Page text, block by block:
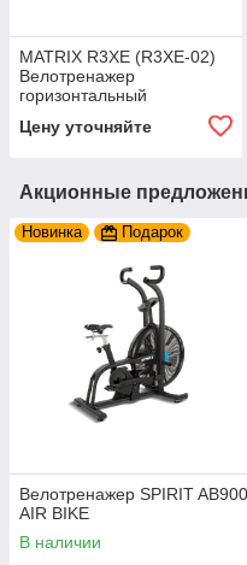
MATRIX R3XE (R3XE-02)
Велотренажер
горизонтальный
Цену уточняйте
Акционные
Новинка Подарок
Велотренажер SPIRIT AB900
AIR BIKE
В наличии